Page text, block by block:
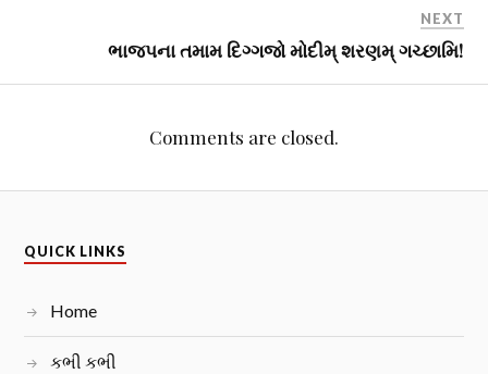
NEXT
ભાજપના તમામ દિગ્ગજો મોદીમ્ શરણમ્ ગચ્છામિ!
Comments are closed.
QUICK LINKS
Home
કભી કભી